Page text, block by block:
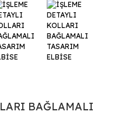
BAĞLAMALI